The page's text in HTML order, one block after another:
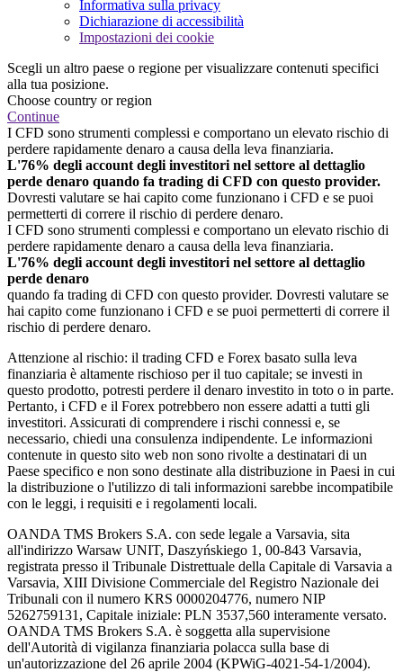
Informativa sulla privacy
Dichiarazione di accessibilità
Impostazioni dei cookie
Scegli un altro paese o regione per visualizzare contenuti specifici
alla tua posizione.
Choose country or region
Continue
I CFD sono strumenti complessi e comportano un elevato rischio di
perdere rapidamente denaro a causa della leva finanziaria.
L'76% degli account degli investitori nel settore al dettaglio
perde denaro quando fa trading di CFD con questo provider.
Dovresti valutare se hai capito come funzionano i CFD e se puoi
permetterti di correre il rischio di perdere denaro.
I CFD sono strumenti complessi e comportano un elevato rischio di
perdere rapidamente denaro a causa della leva finanziaria.
L'76% degli account degli investitori nel settore al dettaglio
perde denaro
quando fa trading di CFD con questo provider. Dovresti valutare se
hai capito come funzionano i CFD e se puoi permetterti di correre il
rischio di perdere denaro.
Attenzione al rischio: il trading CFD e Forex basato sulla leva
finanziaria è altamente rischioso per il tuo capitale; se investi in
questo prodotto, potresti perdere il denaro investito in toto o in parte.
Pertanto, i CFD e il Forex potrebbero non essere adatti a tutti gli
investitori. Assicurati di comprendere i rischi connessi e, se
necessario, chiedi una consulenza indipendente. Le informazioni
contenute in questo sito web non sono rivolte a destinatari di un
Paese specifico e non sono destinate alla distribuzione in Paesi in cui
la distribuzione o l'utilizzo di tali informazioni sarebbe incompatibile
con le leggi, i requisiti e i regolamenti locali.
OANDA TMS Brokers S.A. con sede legale a Varsavia, sita
all'indirizzo Warsaw UNIT, Daszyńskiego 1, 00-843 Varsavia,
registrata presso il Tribunale Distrettuale della Capitale di Varsavia a
Varsavia, XIII Divisione Commerciale del Registro Nazionale dei
Tribunali con il numero KRS 0000204776, numero NIP
5262759131, Capitale iniziale: PLN 3537,560 interamente versato.
OANDA TMS Brokers S.A. è soggetta alla supervisione
dell'Autorità di vigilanza finanziaria polacca sulla base di
un'autorizzazione del 26 aprile 2004 (KPWiG-4021-54-1/2004).